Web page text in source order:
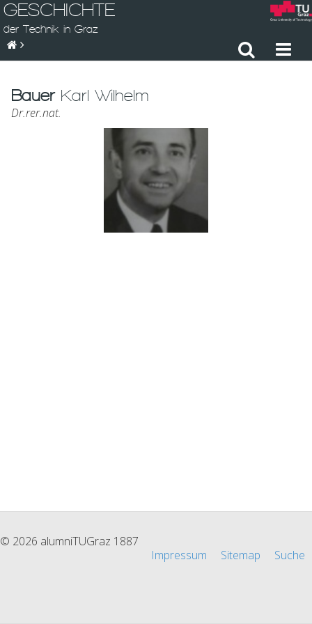
GESCHICHTE
der Technik in Graz
BauerKarl Wilhelm
Dr.rer.nat.
© 2026 alumniTUGraz 1887
Impressum
Sitemap Suche